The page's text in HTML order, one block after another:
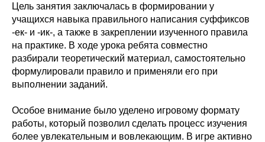
Цель занятия заключалась в формировании у
учащихся навыка правильного написания суффиксов
-ек- и -ик-, а также в закреплении изученного правила
на практике. В ходе урока ребята совместно
разбирали теоретический материал, самостоятельно
формулировали правило и применяли его при
выполнении заданий.
Особое внимание было уделено игровому формату
работы, который позволил сделать процесс изучения
более увлекательным и вовлекающим. В игре активно